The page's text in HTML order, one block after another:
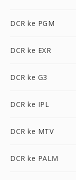
DCR ke PGM
DCR ke EXR
DCR ke G3
DCR ke IPL
DCR ke MTV
DCR ke PALM